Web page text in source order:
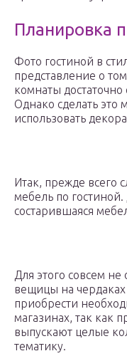
Планировка
Фото гостиной в
представление о
комнаты
Однако сделать это
использовать
Итак, прежде всего
мебель по
состарившаяся
Для этого совсем не
вещицы на
приобрести
магазинах, так как
выпускают целые
тематику.